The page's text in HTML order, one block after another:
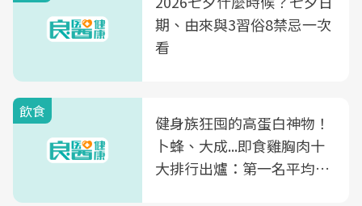
期、由來與3習俗8禁忌一次
看
飲食
健身族狂囤的高蛋白神物！
卜蜂、大成...即食雞胸肉十
大排行出爐：第一名平均一